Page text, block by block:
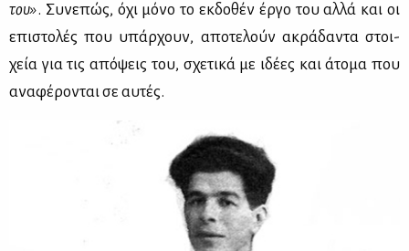
του». Συ­νε­πώς, όχι μό­νο το εκ­δο­θέν έρ­γο του αλ­λά και οι
επι­στο­λές που υπάρ­χουν, απο­τε­λούν ακρά­δα­ντα στοι­
χεία για τις από­ψεις του, σχε­τι­κά με ιδέ­ες και άτο­μα που
ανα­φέ­ρο­νται σε αυ­τές.